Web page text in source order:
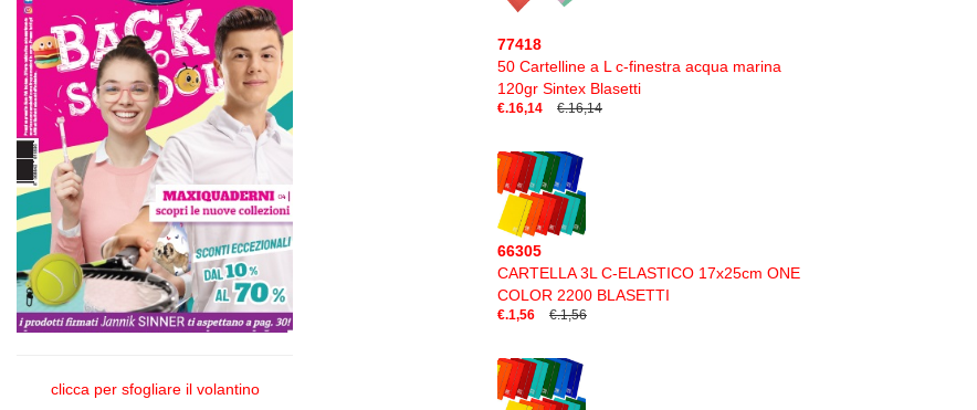
clicca per sfogliare il volantino
77418
50 Cartelline a L c-finestra acqua marina
120gr Sintex Blasetti
€.16,14 €.16,14
66305
CARTELLA 3L C-ELASTICO 17x25cm ONE
COLOR 2200 BLASETTI
€.1,56 €.1,56